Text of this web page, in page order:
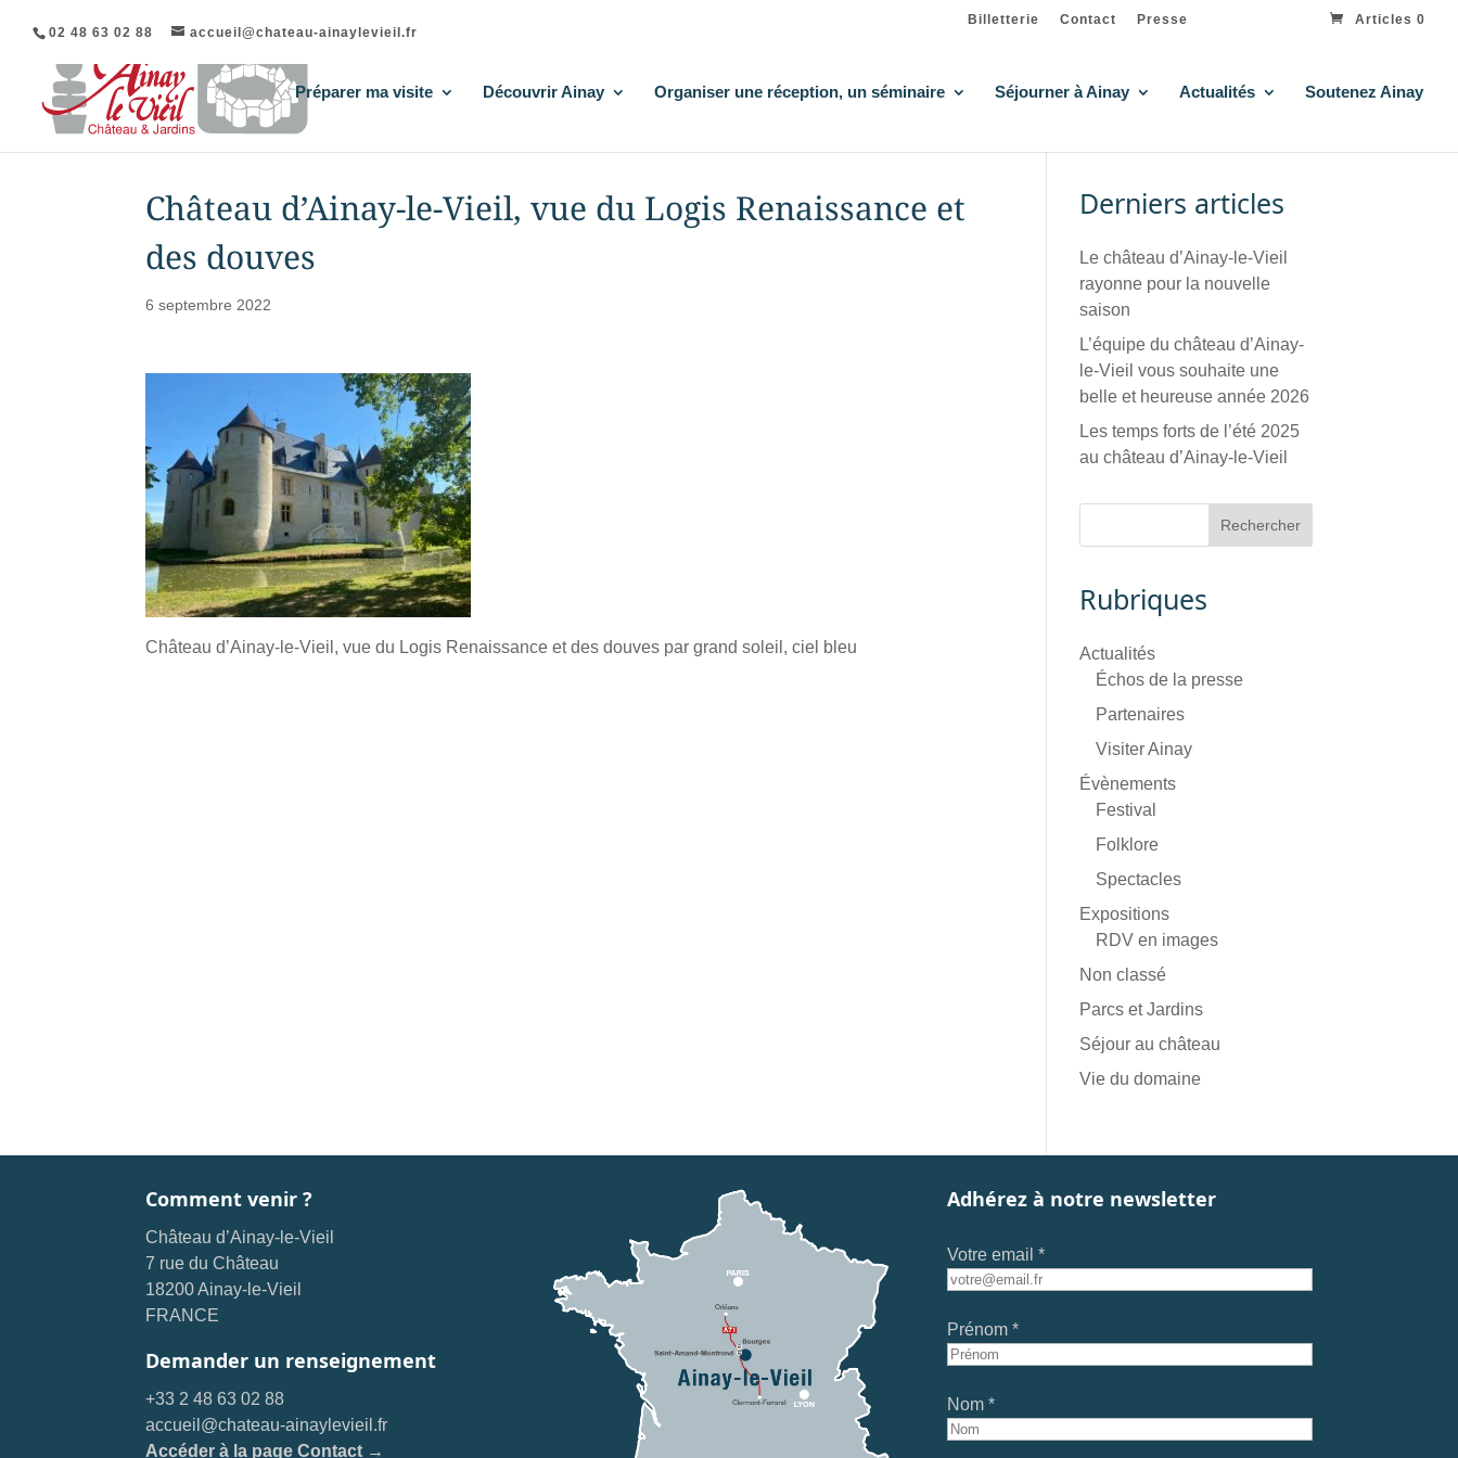
02 48 63 02 88 accueil@chateau-ainaylevieil.fr
Billetterie Contact Presse Articles 0
Préparer ma visite Découvrir Ainay Organiser une réception, un séminaire Séjourner à Ainay Actualités Soutenez Ainay
Château d’Ainay-le-Vieil, vue du Logis Renaissance et
des douves
6 septembre 2022
Château d’Ainay-le-Vieil, vue du Logis Renaissance et des douves par grand soleil, ciel bleu
Derniers articles
Le château d’Ainay-le-Vieil
rayonne pour la nouvelle
saison
L’équipe du château d’Ainay-
le-Vieil vous souhaite une
belle et heureuse année 2026
Les temps forts de l’été 2025
au château d’Ainay-le-Vieil
Rubriques
Actualités
Échos de la presse
Partenaires
Visiter Ainay
Évènements
Festival
Folklore
Spectacles
Expositions
RDV en images
Non classé
Parcs et Jardins
Séjour au château
Vie du domaine
Comment venir ?
Château d’Ainay-le-Vieil
7 rue du Château
18200 Ainay-le-Vieil
FRANCE
Demander un renseignement
+33 2 48 63 02 88
accueil@chateau-ainaylevieil.fr
Accéder à la page Contact →
Adhérez à notre newsletter
Votre email *
Prénom *
Nom *